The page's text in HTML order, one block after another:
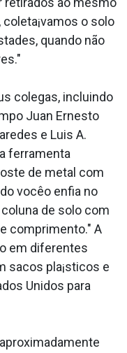
o solo
quando não
colegas, incluindo
Juan Ernesto
e Luis A.
ferramenta
de metal com
vocêo enfia no
de solo com
comprimento." A
em diferentes
sacos pla¡sticos e
Unidos para